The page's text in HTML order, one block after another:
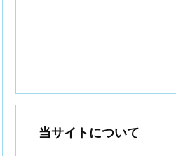
当サイトについて